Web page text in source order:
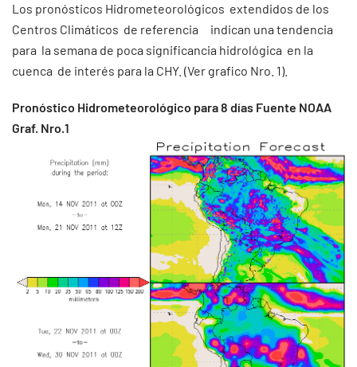
Los pronósticos Hidrometeorológicos extendidos de los
Centros Climáticos de referencia indican una tendencia
para la semana de poca significancia hidrológica en la
cuenca de interés para la CHY. (Ver grafico Nro. 1).
Pronóstico Hidrometeorológico para 8 días Fuente NOAA
Graf. Nro.1